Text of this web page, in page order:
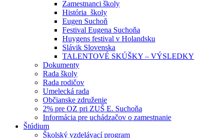
Zamestnanci školy
História školy
Eugen Suchoň
Festival Eugena Suchoňa
Huygens festival v Holandsku
Slávik Slovenska
TALENTOVÉ SKÚŠKY – VÝSLEDKY
Dokumenty
Rada školy
Rada rodičov
Umelecká rada
Občianske združenie
2% pre OZ pri ZUŠ E. Suchoňa
Informácia pre uchádzačov o zamestnanie
Štúdium
Školský vzdelávací program